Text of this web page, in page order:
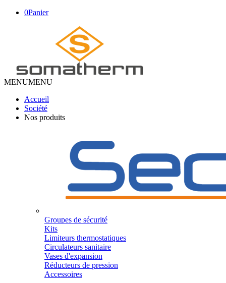
0Panier
MENUMENU
Accueil
Société
Nos produits
Groupes de sécurité
Kits
Limiteurs thermostatiques
Circulateurs sanitaire
Vases d'expansion
Réducteurs de pression
Accessoires